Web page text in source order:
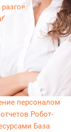
обзвон
персоналом
Робот-
База